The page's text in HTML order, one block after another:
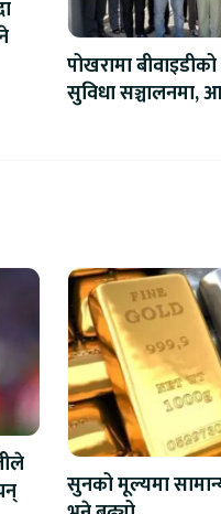
पोखरामा
सुविधा सञ्चालनमा,
सुनको मूल्यमा